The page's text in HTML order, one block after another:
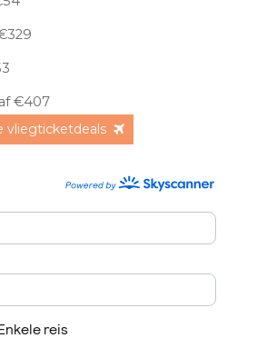
€407
vliegticketdeals